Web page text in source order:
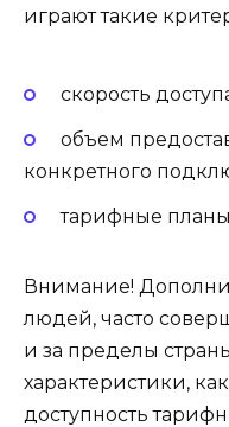
играют такие
скорость
объем
конкретного
тарифные
Внимание!
людей, часто
и за пределы
характеристики,
доступность